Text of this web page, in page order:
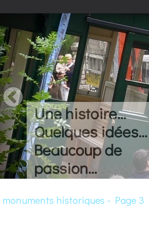
Une histoire...
Quelques idées...
Beaucoup de
passion...
monuments historiques - Page 3